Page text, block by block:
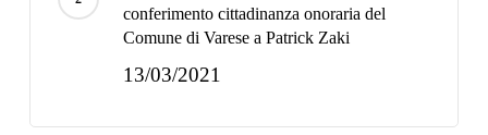
conferimento cittadinanza onoraria del
Comune di Varese a Patrick Zaki
13/03/2021